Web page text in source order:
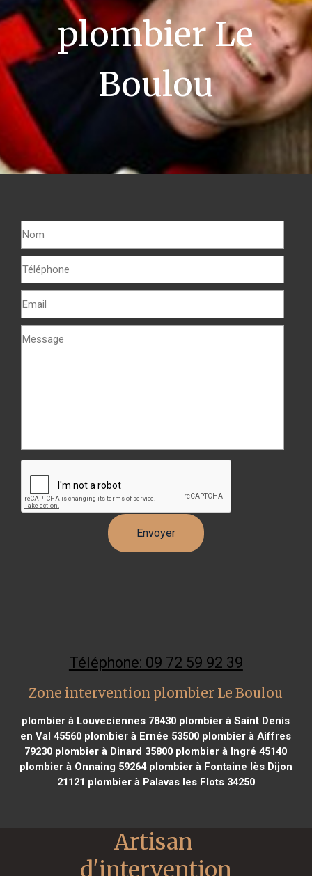
plombier Le
Boulou
Téléphone: 09 72 59 92 39
Zone intervention plombier Le Boulou
plombier à Louveciennes 78430 plombier à Saint Denis
en Val 45560 plombier à Ernée 53500 plombier à Aiffres
79230 plombier à Dinard 35800 plombier à Ingré 45140
plombier à Onnaing 59264plombier à Fontaine lès Dijon
21121 plombier à Palavas les Flots 34250
Artisan
d'intervention